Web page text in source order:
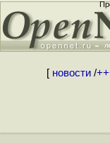
[ новости/